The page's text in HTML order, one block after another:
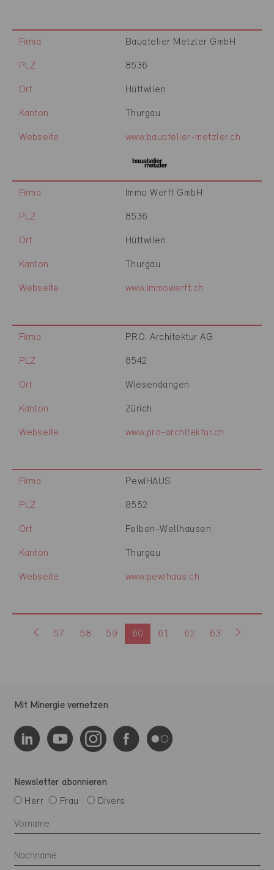
Firma Bauatelier Metzler GmbH
PLZ 8536
Ort Hüttwilen
Kanton Thurgau
Webseite www.bauatelier-metzler.ch
Firma Immo Werft GmbH
PLZ 8536
Ort Hüttwilen
Kanton Thurgau
Webseite www.immowerft.ch
Firma PRO. Architektur AG
PLZ 8542
Ort Wiesendangen
Kanton Zürich
Webseite www.pro-architektur.ch
Firma PewiHAUS
PLZ 8552
Ort Felben-Wellhausen
Kanton Thurgau
Webseite www.pewihaus.ch
57 58 59 60 61 62 63
Mit Minergie vernetzen
Newsletter abonnieren
Herr
Frau Divers